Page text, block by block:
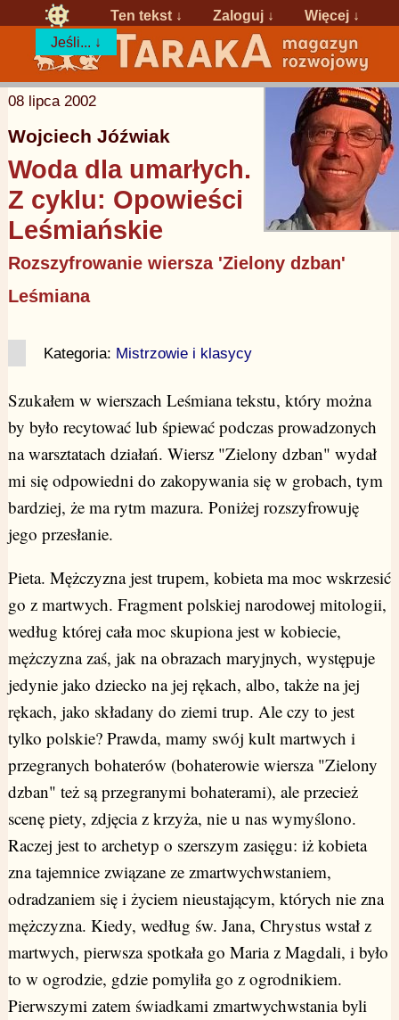
Ten tekst ↓ Zaloguj ↓
Więcej ↓
Jeśli... ↓
08 lipca 2002
Wojciech Jóźwiak
Woda dla umarłych.
Z cyklu: Opowieści
Leśmiańskie
Rozszyfrowanie wiersza 'Zielony dzban'
Leśmiana
Kategoria: Mistrzowie i klasycy
Szukałem w wierszach Leśmiana tekstu, który można
by było recytować lub śpiewać podczas prowadzonych
na warsztatach działań. Wiersz "Zielony dzban" wydał
mi się odpowiedni do zakopywania się w grobach, tym
bardziej, że ma rytm mazura. Poniżej rozszyfrowuję
jego przesłanie.
Pieta. Mężczyzna jest trupem, kobieta ma moc wskrzesić
go z martwych. Fragment polskiej narodowej mitologii,
według której cała moc skupiona jest w kobiecie,
mężczyzna zaś, jak na obrazach maryjnych, występuje
jedynie jako dziecko na jej rękach, albo, także na jej
rękach, jako składany do ziemi trup. Ale czy to jest
tylko polskie? Prawda, mamy swój kult martwych i
przegranych bohaterów (bohaterowie wiersza "Zielony
dzban" też są przegranymi bohaterami), ale przecież
scenę piety, zdjęcia z krzyża, nie u nas wymyślono.
Raczej jest to archetyp o szerszym zasięgu: iż kobieta
zna tajemnice związane ze zmartwychwstaniem,
odradzaniem się i życiem nieustającym, których nie zna
mężczyzna. Kiedy, według św. Jana, Chrystus wstał z
martwych, pierwsza spotkała go Maria z Magdali, i było
to w ogrodzie, gdzie pomyliła go z ogrodnikiem.
Pierwszymi zatem świadkami zmartwychwstania byli